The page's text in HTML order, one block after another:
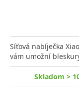
Síťová nabíječka
vám umožní
Skladom >